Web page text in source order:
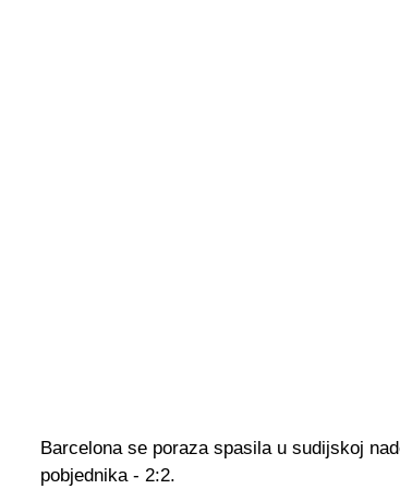
Barcelona se poraza spasila u sudijskoj
pobjednika - 2:2.